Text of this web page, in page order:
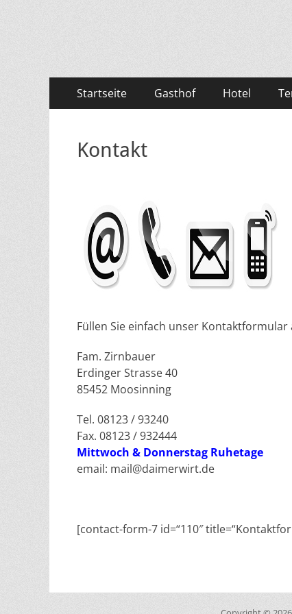
Primäres
Menü
Inhalt
Startseite Gasthof Hotel
Kontakt
Füllen Sie einfach unser
Fam. Zirnbauer
Erdinger Strasse 40
85452 Moosinning
Tel. 08123 / 93240
Fax. 08123 / 932444
Mittwoch & Donnerstag Ruhetage
email: mail@daimerwirt.de
[contact-form-7 id=“110″